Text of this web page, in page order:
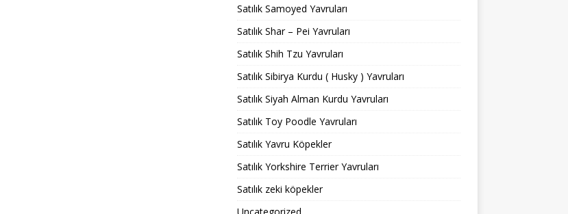
Satılık Samoyed Yavruları
Satılık Shar – Pei Yavruları
Satılık Shih Tzu Yavruları
Satılık Sibirya Kurdu ( Husky ) Yavruları
Satılık Siyah Alman Kurdu Yavruları
Satılık Toy Poodle Yavruları
Satılık Yavru Köpekler
Satılık Yorkshire Terrier Yavruları
Satılık zeki köpekler